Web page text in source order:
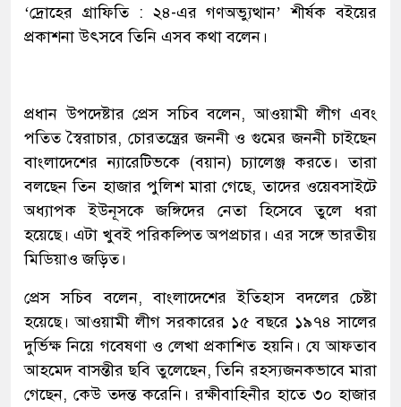
‘দ্রোহের গ্রাফিতি : ২৪-এর গণঅভ্যুত্থান’ শীর্ষক বইয়ের
প্রকাশনা উৎসবে তিনি এসব কথা বলেন।
প্রধান উপদেষ্টার প্রেস সচিব বলেন, আওয়ামী লীগ এবং
পতিত স্বৈরাচার, চোরতন্ত্রের জননী ও গুমের জননী চাইছেন
বাংলাদেশের ন্যারেটিভকে (বয়ান) চ্যালেঞ্জ করতে। তারা
বলছেন তিন হাজার পুলিশ মারা গেছে, তাদের ওয়েবসাইটে
অধ্যাপক ইউনূসকে জঙ্গিদের নেতা হিসেবে তুলে ধরা
হয়েছে। এটা খুবই পরিকল্পিত অপপ্রচার। এর সঙ্গে ভারতীয়
মিডিয়াও জড়িত।
প্রেস সচিব বলেন, বাংলাদেশের ইতিহাস বদলের চেষ্টা
হয়েছে। আওয়ামী লীগ সরকারের ১৫ বছরে ১৯৭৪ সালের
দুর্ভিক্ষ নিয়ে গবেষণা ও লেখা প্রকাশিত হয়নি। যে আফতাব
আহমেদ বাসন্তীর ছবি তুলেছেন, তিনি রহস্যজনকভাবে মারা
গেছেন, কেউ তদন্ত করেনি। রক্ষীবাহিনীর হাতে ৩০ হাজার